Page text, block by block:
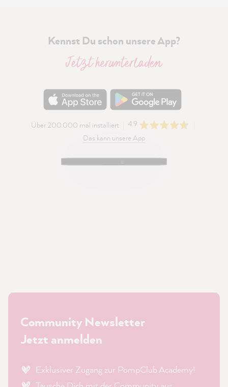
Kennst Du schon unsere App?
Jetzt herunterladen
Über 200.000 mal installiert
4.9
Das kann unsere App
Community Newsletter
Jetzt anmelden
Exklusiver Zugang zur PompClub Academy!